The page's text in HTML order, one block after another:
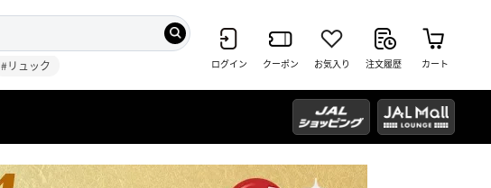
#リュック ログイン クーポン お気入り 注文履歴 カート